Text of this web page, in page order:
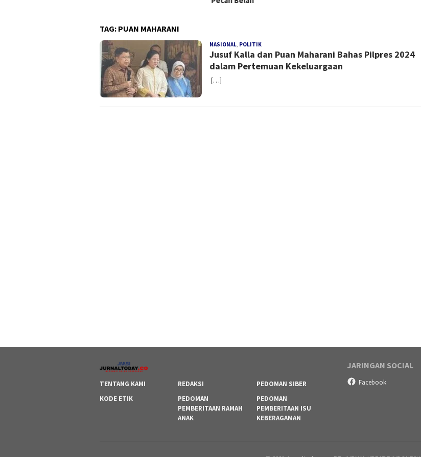
TAG: PUAN MAHARANI
NASIONAL, POLITIK
Jusuf Kalla dan Puan Maharani Bahas Pilpres 2024
dalam Pertemuan Kekeluargaan
[…]
TENTANG KAMI REDAKSI
PEDOMAN SIBER
KODE ETIK
PEDOMAN
PEMBERITAAN RAMAH
ANAK
PEDOMAN
PEMBERITAAN ISU
KEBERAGAMAN
JARINGAN SOCIAL
Facebook